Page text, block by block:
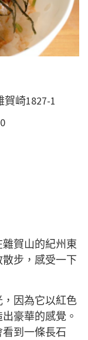
崎1827-1
賀山的紀州東
步，感受一下
因為它以紅色
豪華的感覺。
到一條長石